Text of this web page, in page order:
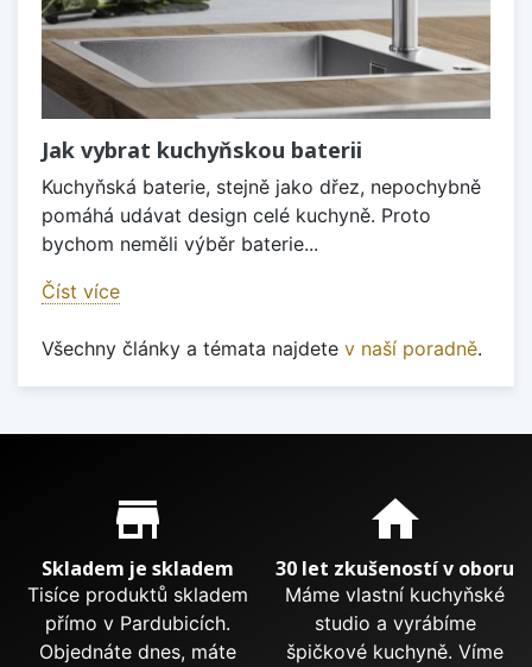
Jak vybrat kuchyňskou baterii
Kuchyňská baterie, stejně jako dřez, nepochybně
pomáhá udávat design celé kuchyně. Proto
bychom neměli výběr baterie...
Číst více
Všechny články a témata najdete v naší poradně.
Proč nakupovat u nás?
store_mall_directory
Skladem je skladem
Tisíce produktů skladem
přímo v Pardubicích.
Objednáte dnes, máte
home
30 let zkušeností v oboru
Máme vlastní kuchyňské
studio a vyrábíme
špičkové kuchyně. Víme